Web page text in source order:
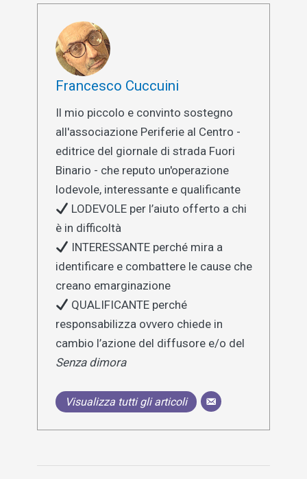
Francesco Cuccuini
Il mio piccolo e convinto sostegno
all'associazione Periferie al Centro -
editrice del giornale di strada Fuori
Binario - che reputo un'operazione
lodevole, interessante e qualificante
LODEVOLE per l’aiuto offerto a chi
è in difficoltà
INTERESSANTE perché mira a
identificare e combattere le cause che
creano emarginazione
QUALIFICANTE perché
responsabilizza ovvero chiede in
cambio l’azione del diffusore e/o del
Senza dimora
Visualizza tutti gli articoli